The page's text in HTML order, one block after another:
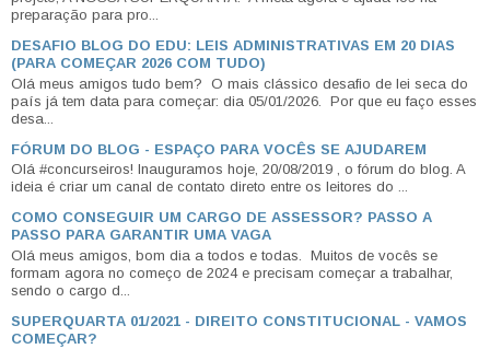
preparação para pro...
DESAFIO BLOG DO EDU: LEIS ADMINISTRATIVAS EM 20 DIAS
(PARA COMEÇAR 2026 COM TUDO)
Olá meus amigos tudo bem? O mais clássico desafio de lei seca do
país já tem data para começar: dia 05/01/2026. Por que eu faço esses
desa...
FÓRUM DO BLOG - ESPAÇO PARA VOCÊS SE AJUDAREM
Olá #concurseiros! Inauguramos hoje, 20/08/2019 , o fórum do blog. A
ideia é criar um canal de contato direto entre os leitores do ...
COMO CONSEGUIR UM CARGO DE ASSESSOR? PASSO A
PASSO PARA GARANTIR UMA VAGA
Olá meus amigos, bom dia a todos e todas. Muitos de vocês se
formam agora no começo de 2024 e precisam começar a trabalhar,
sendo o cargo d...
SUPERQUARTA 01/2021 - DIREITO CONSTITUCIONAL - VAMOS
COMEÇAR?